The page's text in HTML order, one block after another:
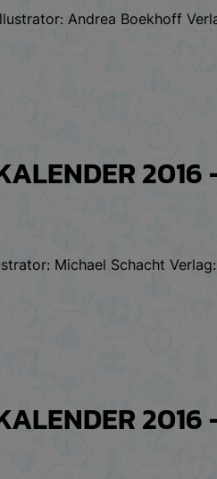
Andrea Boekhoff
2016
Michael Schacht
2016